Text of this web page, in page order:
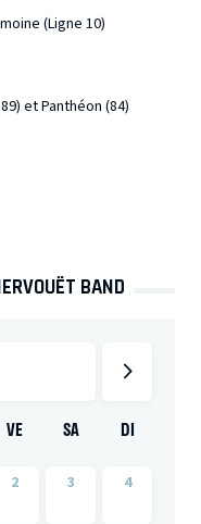
(Ligne 10)
et Panthéon (84)
BAND
VE SA DI
2 3 4